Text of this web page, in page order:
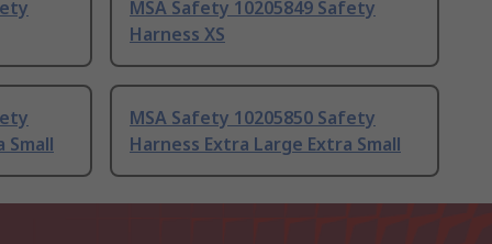
MSA Safety 10205849 Safety
Harness XS
Small
MSA Safety 10205850 Safety
Harness Extra Large Extra Small